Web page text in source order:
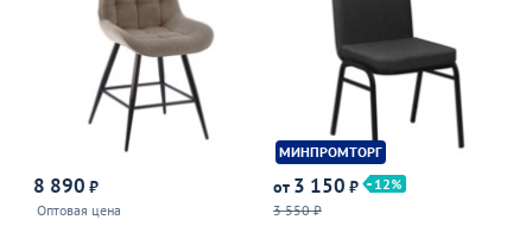
8 890 ₽
Оптовая цена
МИНПРОМТОРГ
от 3 150 ₽
12
3 550 ₽